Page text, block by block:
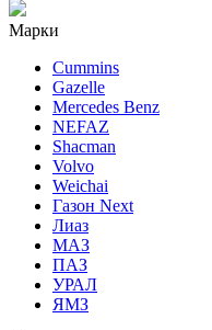
Марки
Cummins
Gazelle
Mercedes Benz
NEFAZ
Shacman
Volvo
Weichai
Газон Next
Лиаз
МАЗ
ПАЗ
УРАЛ
ЯМЗ